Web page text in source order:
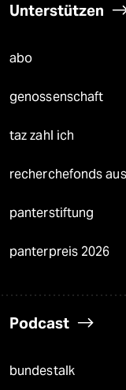
Unterstützen
abo
genossenschaft
taz zahl ich
recherchefonds
panterstiftung
panterpreis 2026
Podcast
bundestalk